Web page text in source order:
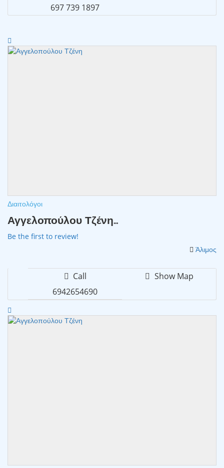
697 739 1897
Διαιτολόγοι
Αγγελοπούλου Τζένη...
Be the first to review!
Άλιμος
Call
6942654690
Show Map